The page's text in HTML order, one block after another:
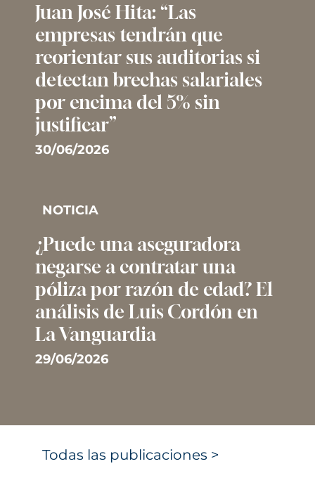
Juan José Hita: “Las
empresas tendrán que
reorientar sus auditorias si
detectan brechas salariales
por encima del 5% sin
justificar”
30/06/2026
NOTICIA
¿Puede una aseguradora
negarse a contratar una
póliza por razón de edad? El
análisis de Luis Cordón en
La Vanguardia
29/06/2026
Todas las publicaciones >